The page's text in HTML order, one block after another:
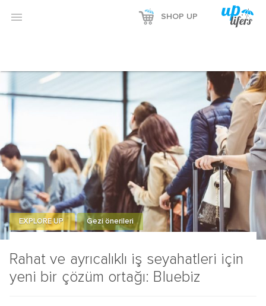
 SHOP UP
Rahat ve ayrıcalıklı iş seyahatleri için
yeni bir çözüm ortağı: Bluebiz
EXPLORE UP Gezi önerileri